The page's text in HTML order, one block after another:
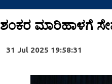
ಶಂಕರ ಮಾರಿಹಾಳಗೆ
31 Jul 2025 19:58:31